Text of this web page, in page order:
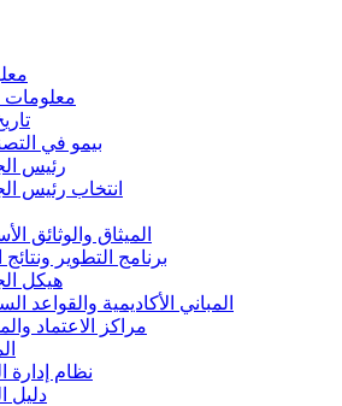
معلومات
بيمو في
رئيس
انتخاب رئيس
الميثاق والوثائق
برنامج التطوير
هيكل
المباني الأكاديمية والقواعد
مراكز الاعتماد
نظام إدارة
دليل